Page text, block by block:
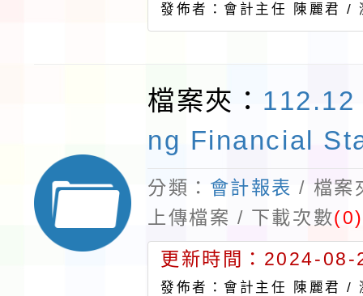
發佈者：會計主任 陳麗君 /
檔案夾：
ng Financial
分類： 會計報表 / 檔案
上傳檔案 / 下載次數(0)
更新時間：2024-
發佈者：會計主任 陳麗君 /